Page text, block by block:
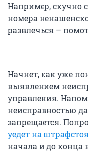
Например, скучно
номера
развлечься –
Начнет, как уже
выявлением
управления.
неисправностью
запрещается.
уедет на
начала и до конца